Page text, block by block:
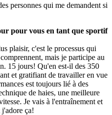
personnes qui me demandent si
pour vous en tant que sportif
plaisir, c'est le processus qui
mais je participe au
15 jours! Qu'en est-il des 350
et gratifiant de travailler en vue
est toujours lié à des
de haies, une meilleure
Je vais à l'entraînement et
ça!